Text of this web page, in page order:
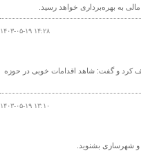
۱۴۰۳-۰۵-۱۹ ۱۴:۲۸
کرد و گفت: شاهد اقدامات خوبی در حوزه
۱۴۰۳-۰۵-۱۹ ۱۳:۱۰
و شهرسازی بشنوید.